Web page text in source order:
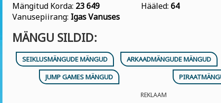
Mängitud Korda: 23 649 Hääled: 64
Vanusepiirang: Igas Vanuses
MÄNGU SILDID:
SEIKLUSMÄNGUDE MÄNGUD
ARKAADMÄNGUDE MÄNGUD
JUMP GAMES MÄNGUD
REKLAAM